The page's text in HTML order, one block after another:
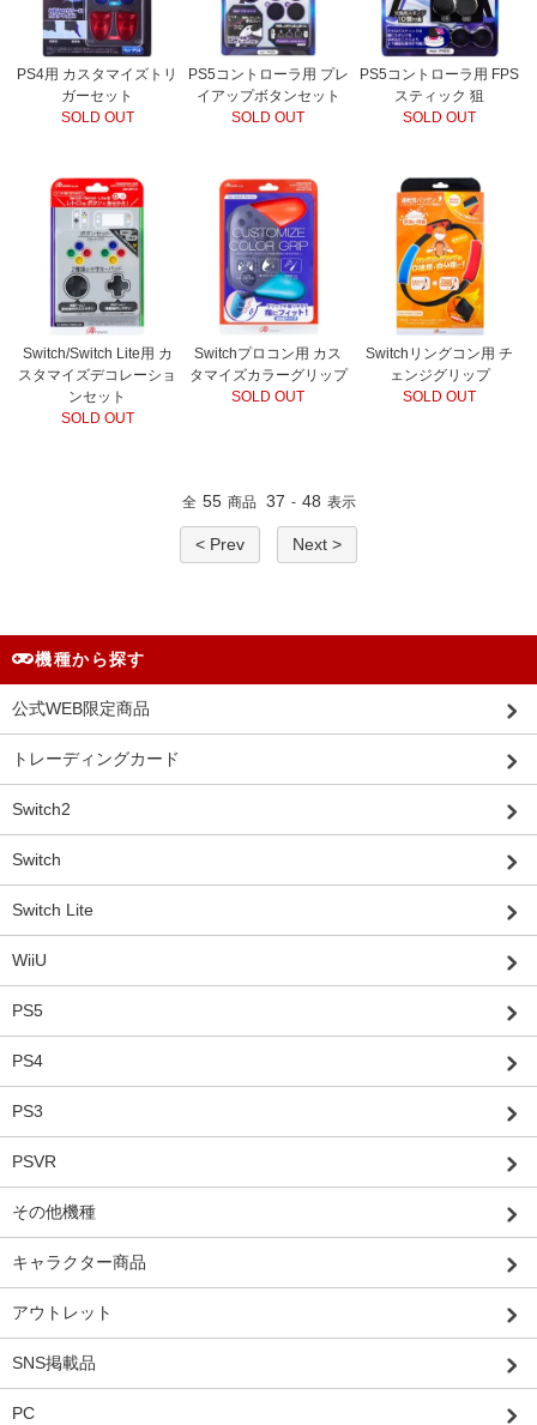
PS4用 カスタマイズトリ
ガーセット
SOLD OUT
PS5コントローラ用 プレ
イアップボタンセット
SOLD OUT
PS5コントローラ用 FPS
スティック 狙
SOLD OUT
Switch/Switch Lite用 カ
スタマイズデコレーショ
ンセット
SOLD OUT
Switchプロコン用 カス
タマイズカラーグリップ
SOLD OUT
Switchリングコン用 チ
ェンジグリップ
SOLD OUT
全 55 商品 37 - 48 表示
< Prev Next >
機種から探す
公式WEB限定商品
トレーディングカード
Switch2
Switch
Switch Lite
WiiU
PS5
PS4
PS3
PSVR
その他機種
キャラクター商品
アウトレット
SNS掲載品
PC